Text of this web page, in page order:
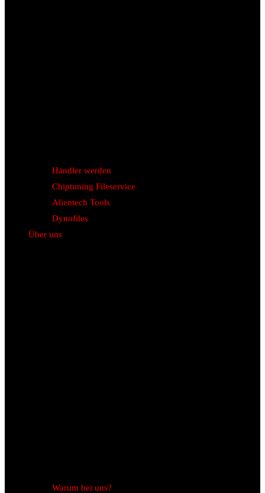
Händler werden
Chiptuning Fileservice
Alientech Tools
Dynofiles
Über uns
Warum bei uns?